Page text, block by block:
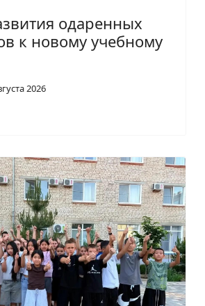
одаренных
к новому учебному
2026